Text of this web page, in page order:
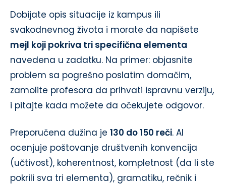
Dobijate opis situacije iz kampus ili
svakodnevnog života i morate da napišete
mejl koji pokriva tri specifična elementa
navedena u zadatku. Na primer: objasnite
problem sa pogrešno poslatim domačim,
zamolite profesora da prihvati ispravnu verziju,
i pitajte kada možete da očekujete odgovor.
Preporučena dužina je 130 do 150 reči. AI
ocenjuje poštovanje društvenih konvencija
(učtivost), koherentnost, kompletnost (da li ste
pokrili sva tri elementa), gramatiku, rečnik i